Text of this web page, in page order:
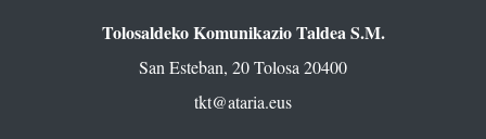
Tolosaldeko Komunikazio Taldea S.M.
San Esteban, 20 Tolosa 20400
tkt@ataria.eus